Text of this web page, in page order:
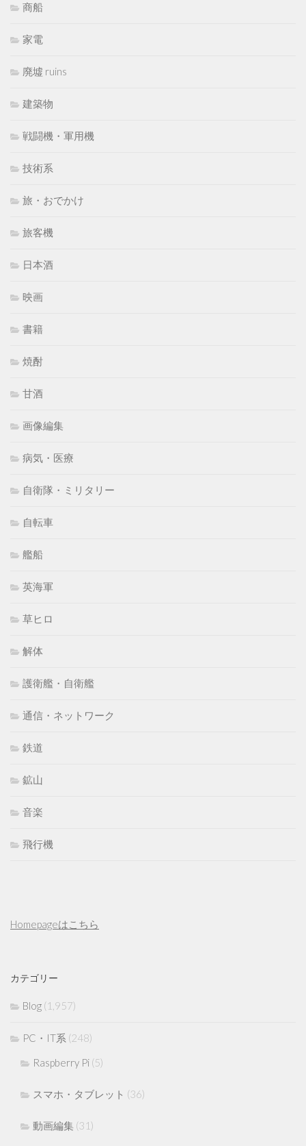
商船
家電
廃墟 ruins
建築物
戦闘機・軍用機
技術系
旅・おでかけ
旅客機
日本酒
映画
書籍
焼酎
甘酒
画像編集
病気・医療
自衛隊・ミリタリー
自転車
艦船
英海軍
草ヒロ
解体
護衛艦・自衛艦
通信・ネットワーク
鉄道
鉱山
音楽
飛行機
Homepageはこちら
カテゴリー
Blog (1,957)
PC・IT系 (248)
Raspberry Pi (5)
スマホ・タブレット (36)
動画編集 (31)